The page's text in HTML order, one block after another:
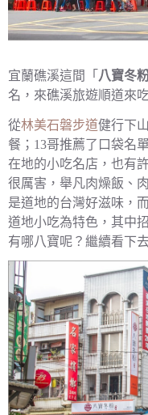
宜蘭礁溪這間「 八寶冬
名，來礁溪旅遊順道來
從林美石磐步道健行下
餐；13哥推薦了口袋名
在地的小吃名店，也有
很厲害，舉凡肉燥飯、
是道地的台灣好滋味，
道地小吃為特色，其中
有哪八寶呢？繼續看下去